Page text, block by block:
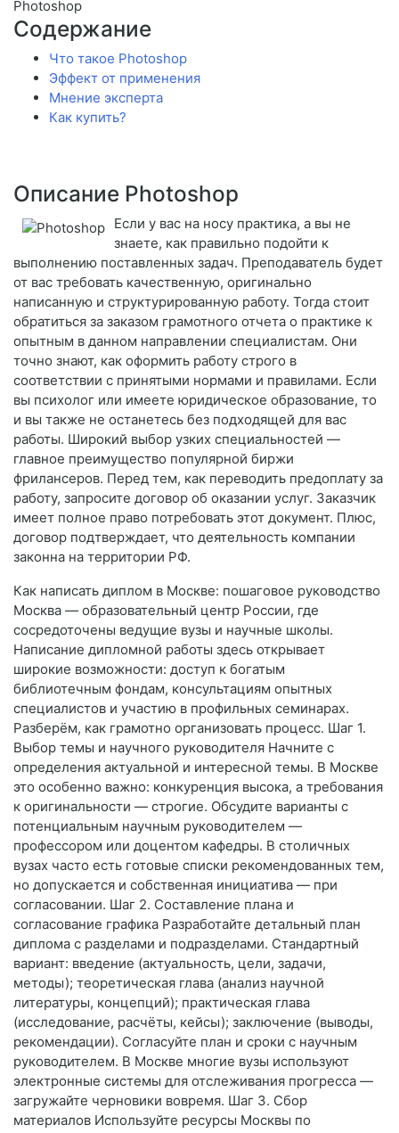
Photoshop
Содержание
Что такое Photoshop
Эффект от применения
Мнение эксперта
Как купить?
Описание Photoshop
Если у вас на носу практика, а вы не
знаете, как правильно подойти к
выполнению поставленных задач. Преподаватель будет
от вас требовать качественную, оригинально
написанную и структурированную работу. Тогда стоит
обратиться за заказом грамотного отчета о практике к
опытным в данном направлении специалистам. Они
точно знают, как оформить работу строго в
соответствии с принятыми нормами и правилами. Если
вы психолог или имеете юридическое образование, то
и вы также не останетесь без подходящей для вас
работы. Широкий выбор узких специальностей —
главное преимущество популярной биржи
фрилансеров. Перед тем, как переводить предоплату за
работу, запросите договор об оказании услуг. Заказчик
имеет полное право потребовать этот документ. Плюс,
договор подтверждает, что деятельность компании
законна на территории РФ.
Как написать диплом в Москве: пошаговое руководство
Москва — образовательный центр России, где
сосредоточены ведущие вузы и научные школы.
Написание дипломной работы здесь открывает
широкие возможности: доступ к богатым
библиотечным фондам, консультациям опытных
специалистов и участию в профильных семинарах.
Разберём, как грамотно организовать процесс. Шаг 1.
Выбор темы и научного руководителя Начните с
определения актуальной и интересной темы. В Москве
это особенно важно: конкуренция высока, а требования
к оригинальности — строгие. Обсудите варианты с
потенциальным научным руководителем —
профессором или доцентом кафедры. В столичных
вузах часто есть готовые списки рекомендованных тем,
но допускается и собственная инициатива — при
согласовании. Шаг 2. Составление плана и
согласование графика Разработайте детальный план
диплома с разделами и подразделами. Стандартный
вариант: введение (актуальность, цели, задачи,
методы); теоретическая глава (анализ научной
литературы, концепций); практическая глава
(исследование, расчёты, кейсы); заключение (выводы,
рекомендации). Согласуйте план и сроки с научным
руководителем. В Москве многие вузы используют
электронные системы для отслеживания прогресса —
загружайте черновики вовремя. Шаг 3. Сбор
материалов Используйте ресурсы Москвы по